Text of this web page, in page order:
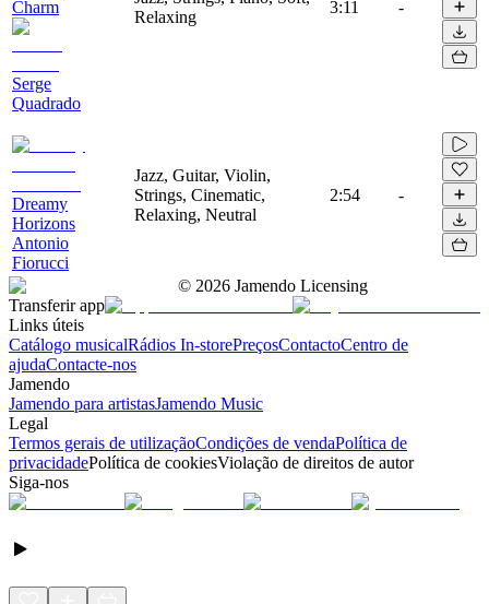
Charm
Serge
Quadrado
Relaxing
3:11 -
Dreamy
Horizons
Antonio
Fiorucci
Jazz, Guitar, Violin,
Strings, Cinematic,
Relaxing, Neutral
2:54 -
© 2026 Jamendo Licensing
Transferir app
Links úteis
Catálogo musicalRádios In-storePreçosContactoCentro de
ajudaContacte-nos
Jamendo
Jamendo para artistasJamendo Music
Legal
Termos gerais de utilizaçãoCondições de vendaPolítica de
privacidadePolítica de cookiesViolação de direitos de autor
Siga-nos